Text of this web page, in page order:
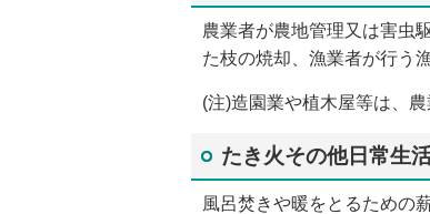
農業者が農地管理又は害虫
た枝の焼却、漁業者が行う
(注)造園業や植木屋等は、農
たき火その他日常生
風呂焚きや暖をとるための